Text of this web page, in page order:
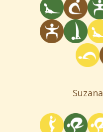
Suzana